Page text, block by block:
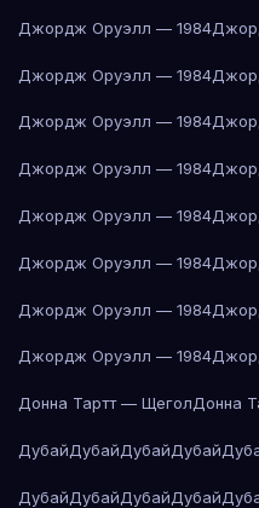
Джордж Оруэлл — 1984
Джордж Оруэлл — 1984
Джордж Оруэлл — 1984
Джордж Оруэлл — 1984
Джордж Оруэлл — 1984
Джордж Оруэлл — 1984
Джордж Оруэлл — 1984
Джордж Оруэлл — 1984
Донна Тартт — ЩеголДонна
ДубайДубайДубайДубай
ДубайДубайДубайДубай